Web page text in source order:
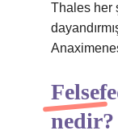
Thales her
nedir?